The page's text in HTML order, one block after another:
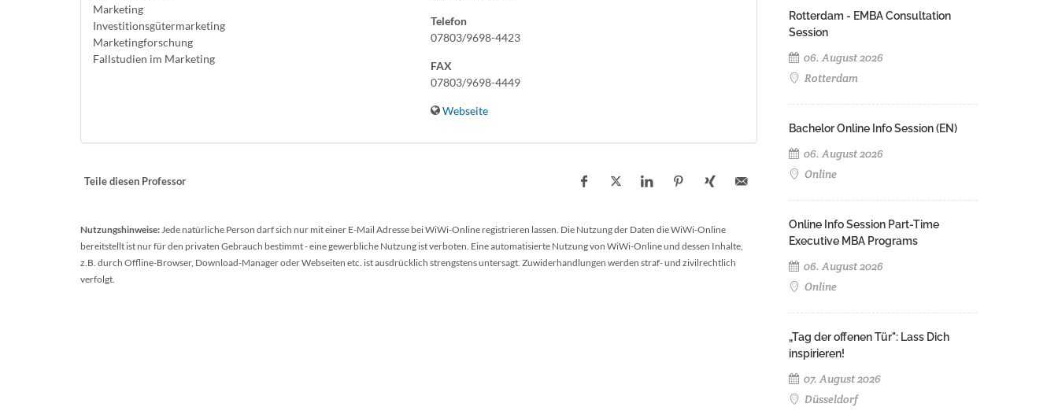
Marketing
Investitionsgütermarketing
Marketingforschung
Fallstudien im Marketing
Telefon
07803/9698-4423
FAX
07803/9698-4449
Webseite
Teile diesen Professor
Nutzungshinweise:Jede natürliche Person darf sich nur mit einer E-Mail Adresse bei WiWi-Online registrieren lassen. Die Nutzung der Daten die WiWi-Online
bereitstellt ist nur für den privaten Gebrauch bestimmt - eine gewerbliche Nutzung ist verboten. Eine automatisierte Nutzung von WiWi-Online und dessen Inhalte,
z.B. durch Offline-Browser, Download-Manager oder Webseiten etc. ist ausdrücklich strengstens untersagt. Zuwiderhandlungen werden straf- und zivilrechtlich
verfolgt.
Rotterdam - EMBA Consultation
Session
06. August 2026
Rotterdam
Bachelor Online Info Session (EN)
06. August 2026
Online
Online Info Session Part-Time
Executive MBA Programs
06. August 2026
Online
„Tag der offenen Tür": Lass Dich
inspirieren!
07. August 2026
Düsseldorf